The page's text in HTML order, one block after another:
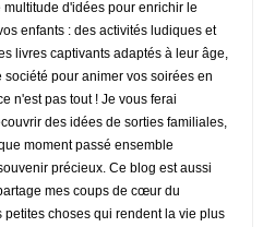
multitude d'idées pour enrichir le
enfants : des activités ludiques et
livres captivants adaptés à leur âge,
société pour animer vos soirées en
n'est pas tout ! Je vous ferai
des idées de sorties familiales,
moment passé ensemble
précieux. Ce blog est aussi
mes coups de cœur du
petites choses qui rendent la vie plus